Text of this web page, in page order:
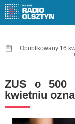
Opublikowany 16
ZUS o 500
kwietniu